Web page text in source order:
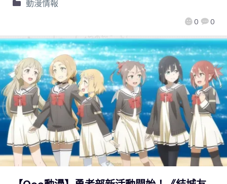
0 0
動漫情報